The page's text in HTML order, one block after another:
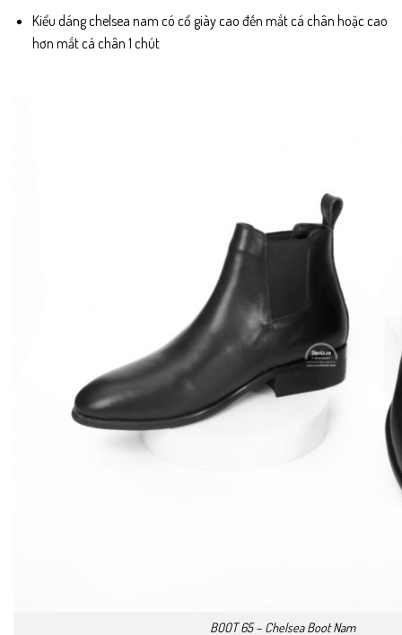
Kiểu dáng chelsea nam có cổ giày cao đến mắt cá chân hoặc cao
hơn mắt cá chân 1 chút
BOOT 65 – Chelsea Boot Nam